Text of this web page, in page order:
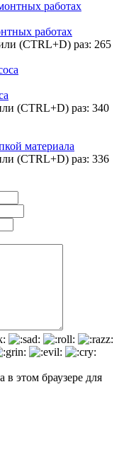
работах
(CTRL+D) раз: 265
(CTRL+D) раз: 340
материала
(CTRL+D) раз: 336
в этом браузере для